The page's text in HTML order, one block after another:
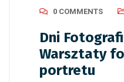
0 COMMENTS
Dni
Warsztaty
portretu